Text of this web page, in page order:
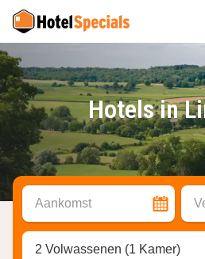
Hotels in
Aankomst
2 Volwassenen (1 Kamer)